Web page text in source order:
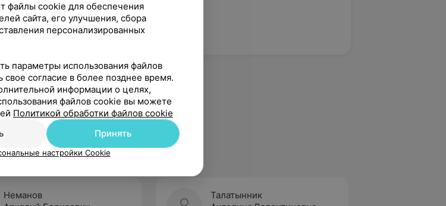
Рекомендую
Неманов
Талатынник
файлы cookie для обеспечения
сайта, его улучшения, сбора
персонализированных
параметры использования файлов
согласие в более позднее время.
информации о целях,
файлов cookie вы можете
Политикой обработки файлов cookie
Принять
настройки Cookie